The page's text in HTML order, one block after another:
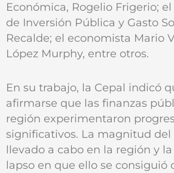
Económica, Rogelio Frigerio;
de Inversión Pública y Gasto
Recalde; el economista Mario
López Murphy, entre otros.
En su trabajo, la Cepal indicó
afirmarse que las finanzas
región experimentaron
significativos. La magnitud del
llevado a cabo en la región y
lapso en que ello se consiguió